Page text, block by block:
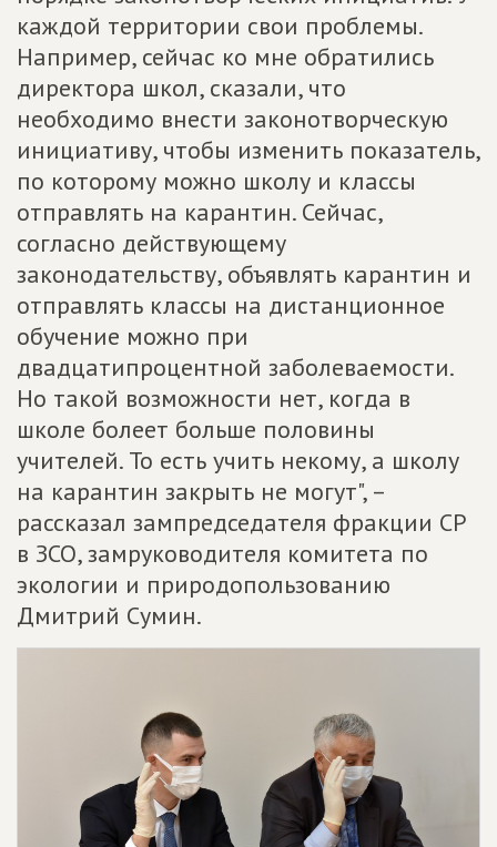
каждой территории свои проблемы.
Например, сейчас ко мне обратились
директора школ, сказали, что
необходимо внести законотворческую
инициативу, чтобы изменить показатель,
по которому можно школу и классы
отправлять на карантин. Сейчас,
согласно действующему
законодательству, объявлять карантин и
отправлять классы на дистанционное
обучение можно при
двадцатипроцентной заболеваемости.
Но такой возможности нет, когда в
школе болеет больше половины
учителей. То есть учить некому, а школу
на карантин закрыть не могут", –
рассказал зампредседателя фракции СР
в ЗСО, замруководителя комитета по
экологии и природопользованию
Дмитрий Сумин.